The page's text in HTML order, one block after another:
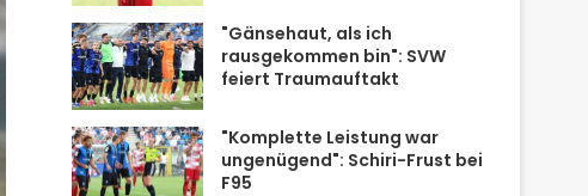
"Gänsehaut, als ich
rausgekommen bin": SVW
feiert Traumauftakt
"Komplette Leistung war
ungenügend": Schiri-Frust bei
F95